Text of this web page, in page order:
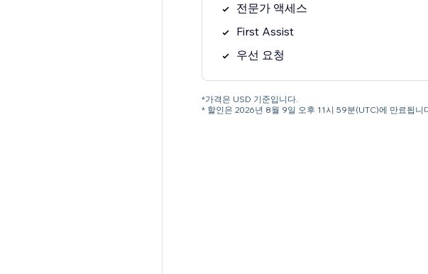
전문가 액세스
First Assist
우선 요청
*가격은 USD 기준입니다.
* 할인은 2026년 8월 9일 오후 11시 59분(UTC)에 만료됩니